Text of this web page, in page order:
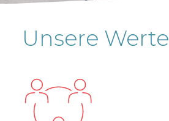
Unsere Werte